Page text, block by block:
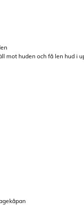
mot huden och få len hud i